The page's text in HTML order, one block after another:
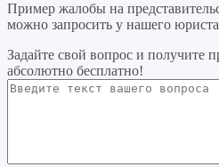
Пример жалобы на
можно запросить у нашего
Задайте свой вопрос и получите
абсолютно бесплатно!